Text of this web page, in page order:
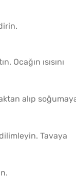
Ocağın ısısını
alıp
Tavaya